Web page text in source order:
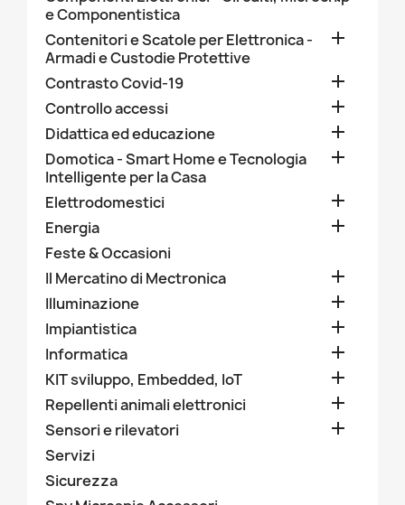
e Componentistica
Contenitori e Scatole per Elettronica -
Armadi e Custodie Protettive

Contrasto Covid-19 
Controllo accessi 
Didattica ed educazione 
Domotica - Smart Home e Tecnologia
Intelligente per la Casa

Elettrodomestici 
Energia 
Feste & Occasioni
Il Mercatino di Mectronica

Illuminazione 
Impiantistica 
Informatica 
KIT sviluppo, Embedded, IoT 
Repellenti animali elettronici 
Sensori e rilevatori 
Servizi
Sicurezza